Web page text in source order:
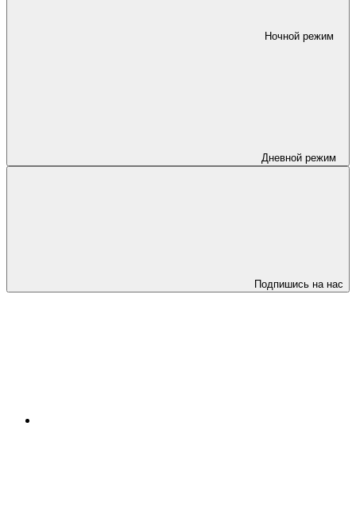
Ночной режим
Дневной режим
Подпишись на нас